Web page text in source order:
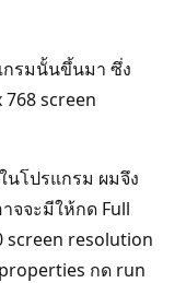
กรมนั้นขึ้นมา ซึ่ง
screen
นโปรแกรม ผมจึง
จจะมีให้กด Full
screen resolution
กด run